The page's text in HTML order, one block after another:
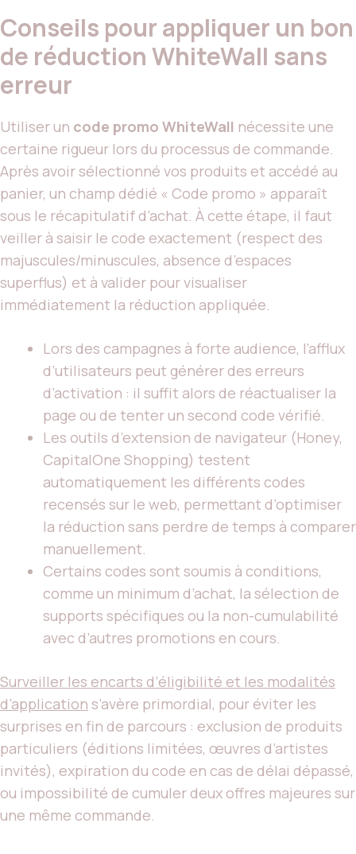
Conseils pour appliquer un bon
de réduction WhiteWall sans
erreur
Utiliser un code promo WhiteWall nécessite une
certaine rigueur lors du processus de commande.
Après avoir sélectionné vos produits et accédé au
panier, un champ dédié « Code promo » apparaît
sous le récapitulatif d’achat. À cette étape, il faut
veiller à saisir le code exactement (respect des
majuscules/minuscules, absence d’espaces
superflus) et à valider pour visualiser
immédiatement la réduction appliquée.
Lors des campagnes à forte audience, l’afflux
d’utilisateurs peut générer des erreurs
d’activation : il suffit alors de réactualiser la
page ou de tenter un second code vérifié.
Les outils d’extension de navigateur (Honey,
CapitalOne Shopping) testent
automatiquement les différents codes
recensés sur le web, permettant d’optimiser
la réduction sans perdre de temps à comparer
manuellement.
Certains codes sont soumis à conditions,
comme un minimum d’achat, la sélection de
supports spécifiques ou la non-cumulabilité
avec d’autres promotions en cours.
Surveiller les encarts d’éligibilité et les modalités
d’application s’avère primordial, pour éviter les
surprises en fin de parcours : exclusion de produits
particuliers (éditions limitées, œuvres d’artistes
invités), expiration du code en cas de délai dépassé,
ou impossibilité de cumuler deux offres majeures sur
une même commande.